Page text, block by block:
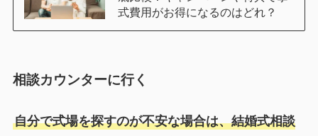
式費用がお得になるのはどれ？
相談カウンターに行く
自分で式場を探すのが不安な場合は、結婚式相談